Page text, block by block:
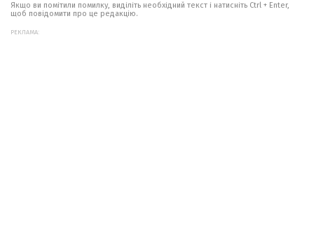
Якщо ви помітили помилку, виділіть необхідний текст і натисніть Ctrl + Enter,
щоб повідомити про це редакцію.
РЕКЛАМА: